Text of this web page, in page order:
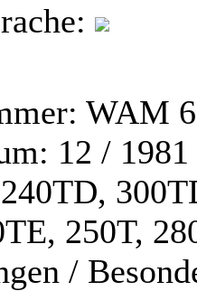
WAM
12 / 1981
240TD,
250T,
/